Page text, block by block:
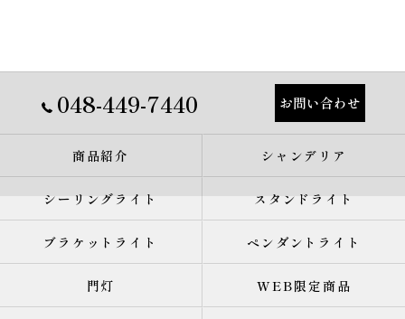
048-449-7440 お問い合わせ
商品紹介 シャンデリア
シーリングライト スタンドライト
ブラケットライト ペンダントライト
門灯 WEB限定商品